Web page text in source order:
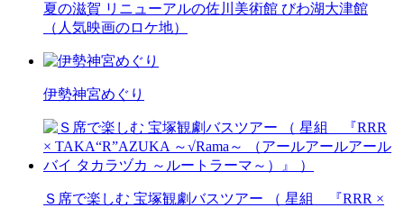
夏の滋賀 リニューアルの佐川美術館 びわ湖大津館
（人気映画のロケ地）
伊勢神宮めぐり
Ｓ席で楽しむ 宝塚観劇バスツアー （ 星組 『RRR ×